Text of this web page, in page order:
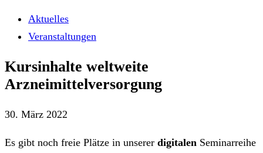
Aktuelles
Veranstaltungen
Kursinhalte weltweite
Arzneimittelversorgung
30. März 2022
Es gibt noch freie Plätze in unserer digitalen Seminarreihe